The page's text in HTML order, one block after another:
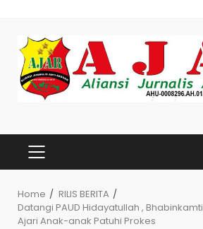
content
PRIMARY
MENU
Home
RILIS BERITA
Datangi PAUD Hidayatullah ,
Ajari Anak-anak Patuhi Prokes